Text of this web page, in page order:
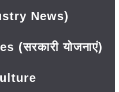
News)
(सरकारी योजनाएं)